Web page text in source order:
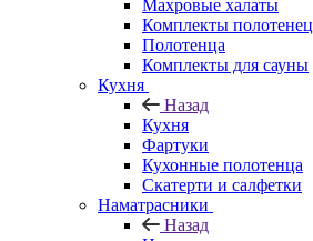
Махровые халаты
Комплекты полотенец
Полотенца
Комплекты для сауны
Кухня
Назад
Кухня
Фартуки
Кухонные полотенца
Скатерти и салфетки
Наматрасники
Назад